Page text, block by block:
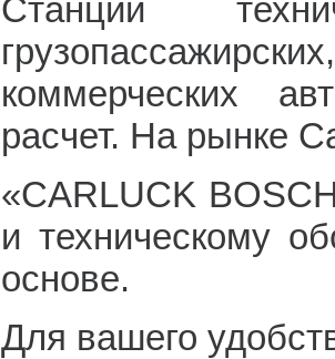
Станции
коммерческих
расчет. На рынке
«CARLUCK
и техническому
основе.
Для вашего